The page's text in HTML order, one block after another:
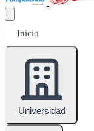
Inicio
Universidad